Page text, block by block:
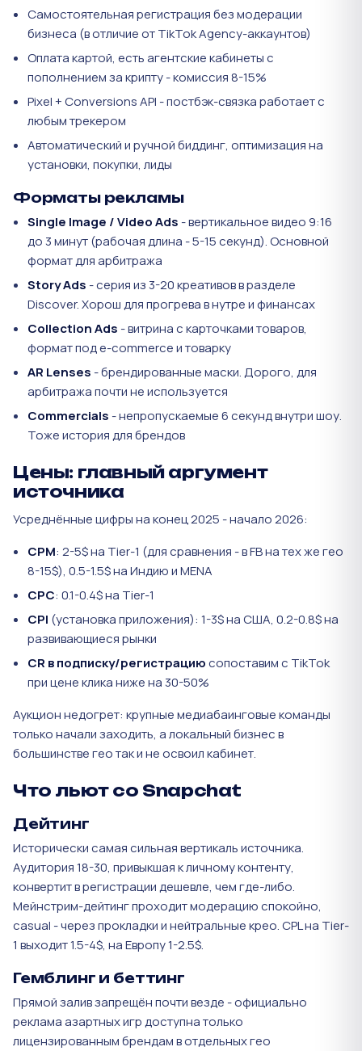
Самостоятельная регистрация без модерации
бизнеса (в отличие от TikTok Agency-аккаунтов)
Оплата картой, есть агентские кабинеты с
пополнением за крипту - комиссия 8-15%
Pixel + Conversions API - постбэк-связка работает с
любым трекером
Автоматический и ручной биддинг, оптимизация на
установки, покупки, лиды
Форматы рекламы
Single Image / Video Ads - вертикальное видео 9:16
до 3 минут (рабочая длина - 5-15 секунд). Основной
формат для арбитража
Story Ads - серия из 3-20 креативов в разделе
Discover. Хорош для прогрева в нутре и финансах
Collection Ads - витрина с карточками товаров,
формат под e-commerce и товарку
AR Lenses - брендированные маски. Дорого, для
арбитража почти не используется
Commercials - непропускаемые 6 секунд внутри шоу.
Тоже история для брендов
Цены: главный аргумент
источника
Усреднённые цифры на конец 2025 - начало 2026:
CPM: 2-5$ на Tier-1 (для сравнения - в FB на тех же гео
8-15$), 0.5-1.5$ на Индию и MENA
CPC: 0.1-0.4$ на Tier-1
CPI (установка приложения): 1-3$ на США, 0.2-0.8$ на
развивающиеся рынки
CR в подписку/регистрациюсопоставим с TikTok
при цене клика ниже на 30-50%
Аукцион недогрет: крупные медиабаинговые команды
только начали заходить, а локальный бизнес в
большинстве гео так и не освоил кабинет.
Что льют со Snapchat
Дейтинг
Исторически самая сильная вертикаль источника.
Аудитория 18-30, привыкшая к личному контенту,
конвертит в регистрации дешевле, чем где-либо.
Мейнстрим-дейтинг проходит модерацию спокойно,
casual - через прокладки и нейтральные крео. CPL на Tier-
1 выходит 1.5-4$, на Европу 1-2.5$.
Гемблинг и беттинг
Прямой залив запрещён почти везде - официально
реклама азартных игр доступна только
лицензированным брендам в отдельных гео